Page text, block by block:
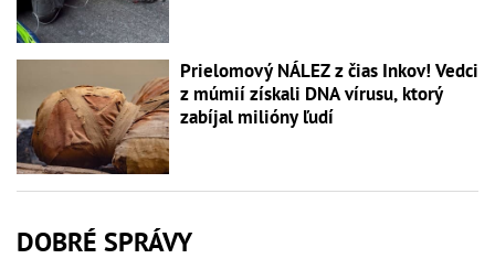
Prielomový NÁLEZ z čias Inkov! Vedci
z múmií získali DNA vírusu, ktorý
zabíjal milióny ľudí
DOBRÉ SPRÁVY